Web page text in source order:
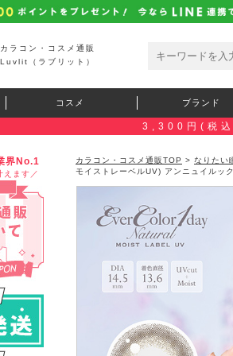
カラコン・コスメ通販
Luvlit（ラブリット）
コスメ ブランド
3,300円(税込
界No.1
えます／
カラコン・コスメ通販TOP > なりたい
モイストレーベルUV) アンニュイルッ